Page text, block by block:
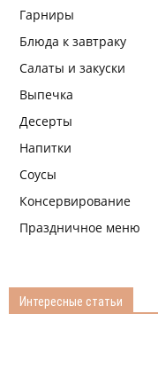
Гарниры
Блюда к завтраку
Салаты и закуски
Выпечка
Десерты
Напитки
Соусы
Консервирование
Праздничное меню
Интересные статьи